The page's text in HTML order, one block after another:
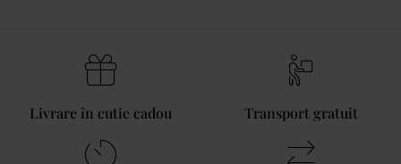
Livrare în cutie cadou Transport gratuit